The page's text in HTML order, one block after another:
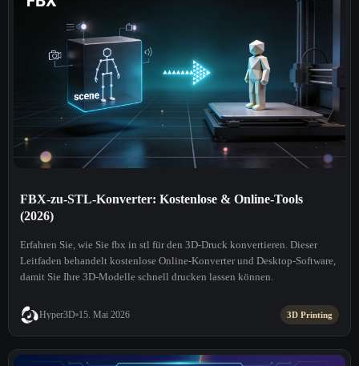
FBX-zu-STL-Konverter: Kostenlose & Online-Tools
(2026)
Erfahren Sie, wie Sie fbx in stl für den 3D-Druck konvertieren. Dieser
Leitfaden behandelt kostenlose Online-Konverter und Desktop-Software,
damit Sie Ihre 3D-Modelle schnell drucken lassen können.
Hyper3D 15. Mai 2026 3D Printing